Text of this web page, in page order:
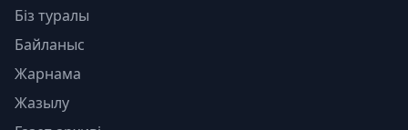
Біз туралы
Байланыс
Жарнама
Жазылу